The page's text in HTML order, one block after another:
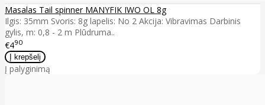
Masalas Tail spinner MANYFIK IWO OL 8g
Ilgis: 35mm Svoris: 8g lapelis: No 2 Akcija: Vibravimas Darbinis
gylis, m: 0,8 - 2 m Plūdruma..
€490
Į palyginimą